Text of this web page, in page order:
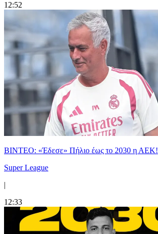
12:52
ΒΙΝΤΕΟ: «Έδεσε» Πήλιο έως το 2030 η ΑΕΚ!
Super League
|
12:33